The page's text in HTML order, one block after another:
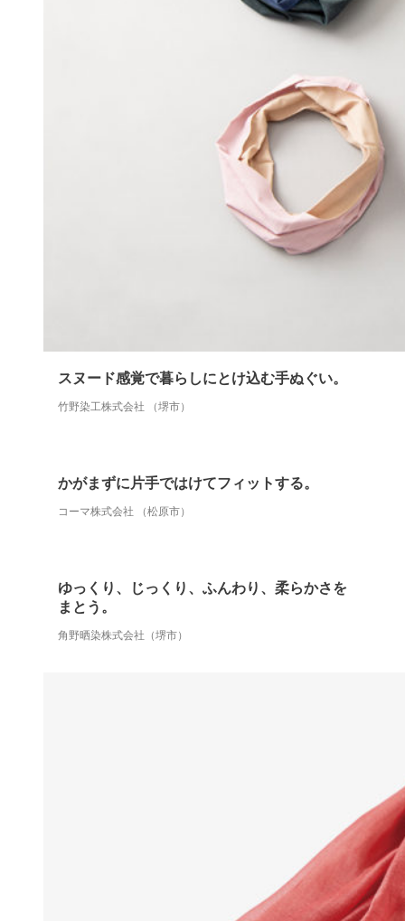
スヌード感覚で暮らしにとけ込む手ぬぐい。
竹野染工株式会社 （堺市）
かがまずに片手ではけてフィットする。
コーマ株式会社 （松原市）
ゆっくり、じっくり、ふんわり、柔らかさを
まとう。
角野晒染株式会社（堺市）